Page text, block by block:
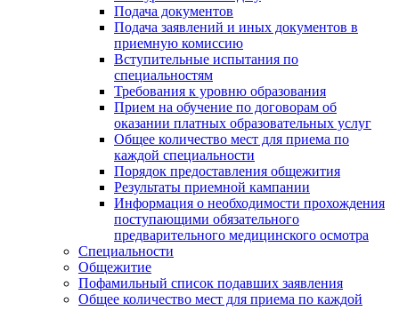
Подача документов
Подача заявлений и иных документов в
приемную комиссию
Вступительные испытания по
специальностям
Требования к уровню образования
Прием на обучение по договорам об
оказании платных образовательных услуг
Общее количество мест для приема по
каждой специальности
Порядок предоставления общежития
Результаты приемной кампании
Информация о необходимости прохождения
поступающими обязательного
предварительного медицинского осмотра
Специальности
Общежитие
Пофамильный список подавших заявления
Общее количество мест для приема по каждой